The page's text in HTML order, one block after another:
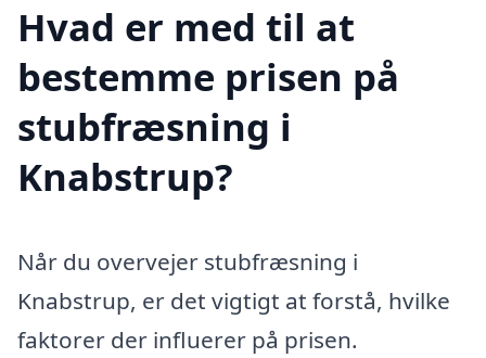
Hvad er med til at
bestemme prisen på
stubfræsning i
Knabstrup?
Når du overvejer stubfræsning i
Knabstrup, er det vigtigt at forstå, hvilke
faktorer der influerer på prisen.